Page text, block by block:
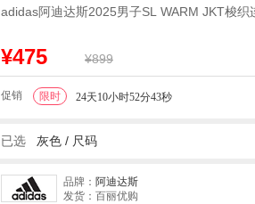
adidas阿迪达斯2025男子SL WARM JKT梭织
¥475 ¥899
促销 限时 24天10小时52分41秒
已选 灰色 / 尺码
品牌： 阿迪达斯
发货：百丽优购